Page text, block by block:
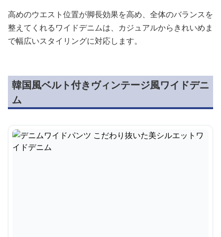
高めのウエスト位置が脚長効果を高め、全体のバランスを
整えてくれるワイドデニムは、カジュアルからきれいめま
で幅広いスタイリングに対応します。
韓国風ベルト付きヴィンテージ風ワイドデニ
ム